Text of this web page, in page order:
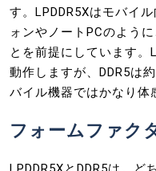
す。LPDDR5Xはモバイ
ォンやノートPCのよう
とを前提にしています。
動作しますが、DDR5は
バイル機器ではかなり体
フォームファク